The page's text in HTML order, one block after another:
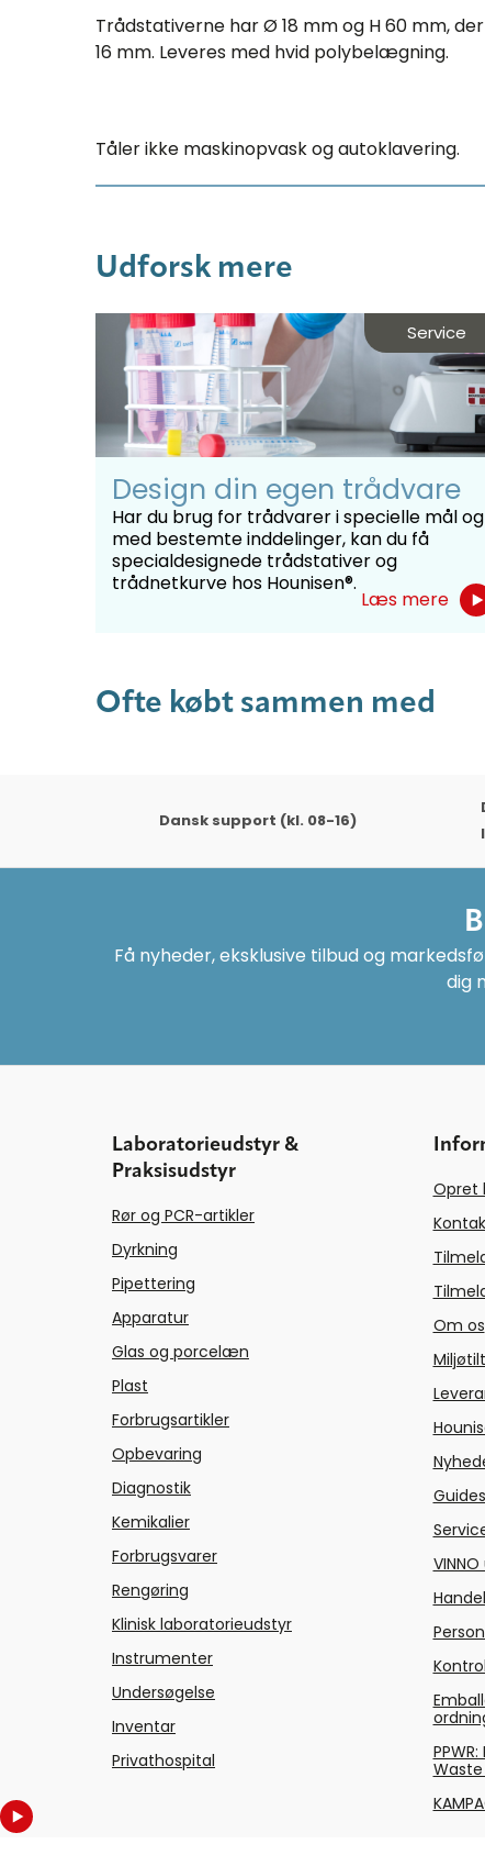
Trådstativerne har Ø 18 mm og H 60 mm,
16 mm. Leveres med hvid polybelægning.
Tåler ikke maskinopvask og autoklavering.
Udforsk mere
Service
Design din egen trådvare
Har du brug for trådvarer i specielle mål og
med bestemte inddelinger, kan du få
specialdesignede trådstativer og
trådnetkurve hos Hounisen®.
Læs mere
Ofte købt sammen med
Dansk support (kl. 08-16)
Få nyheder, eksklusive tilbud og
dig
Laboratorieudstyr &
Praksisudstyr
Rør og PCR-artikler
Dyrkning
Pipettering
Apparatur
Glas og porcelæn
Plast
Forbrugsartikler
Opbevaring
Diagnostik
Kemikalier
Forbrugsvarer
Rengøring
Klinisk laboratorieudstyr
Instrumenter
Undersøgelse
Inventar
Privathospital
Opret
Om os
Guides